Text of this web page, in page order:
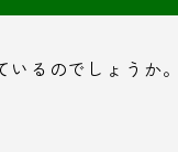
るのでしょうか。